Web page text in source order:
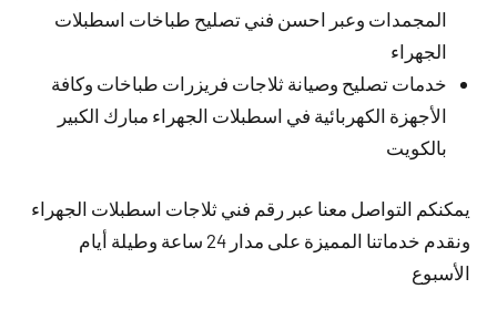
المجمدات وعبر احسن فني تصليح طباخات اسطبلات
الجهراء
خدمات تصليح وصيانة ثلاجات فريزرات طباخات وكافة
الأجهزة الكهربائية في اسطبلات الجهراء مبارك الكبير
بالكويت
يمكنكم التواصل معنا عبر رقم فني ثلاجات اسطبلات الجهراء
ونقدم خدماتنا المميزة على مدار 24 ساعة وطيلة أيام
الأسبوع